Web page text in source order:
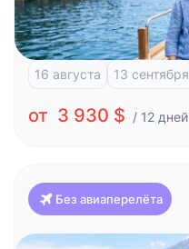
Токио Фудзи-
Хиросима
Кобэ
16 августа 13 сентября
от 3 930 $ / 12 дней
Без авиаперелёта